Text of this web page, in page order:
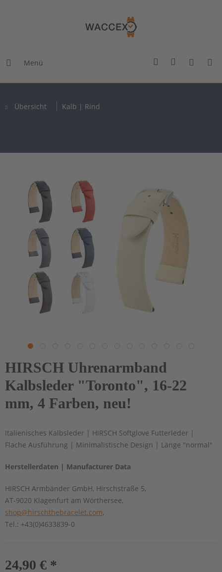
Menü
Übersicht Kalb | Rind
HIRSCH Uhrenarmband
Kalbsleder "Toronto", 16-22
mm, 4 Farben, neu!
Italienisches Kalbsleder | HIRSCH Softglove Futterleder |
Flache Ausführung | Minimalistische Design | Länge "normal"
Herstellerdaten | Manufacturer Data
HIRSCH Armbänder GmbH, Hirschstraße 5,
AT-9020 Klagenfurt am Wörthersee,
shop@hirschthebracelet.com,
Tel.: +43(0)4633839-0
24,90 € *